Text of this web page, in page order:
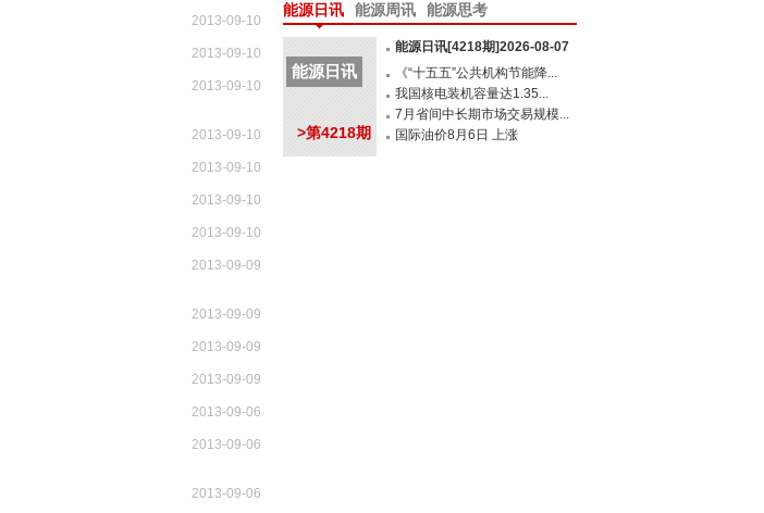
2013-09-10
2013-09-10
2013-09-10
2013-09-10
2013-09-10
2013-09-10
2013-09-10
2013-09-09
2013-09-09
2013-09-09
2013-09-09
2013-09-06
2013-09-06
2013-09-06
能源日讯 能源周讯 能源思考
能源日讯
>第4218期
能源日讯[4218期]2026-08-07
《“十五五”公共机构节能降...
我国核电装机容量达1.35...
7月省间中长期市场交易规模...
国际油价8月6日 上涨